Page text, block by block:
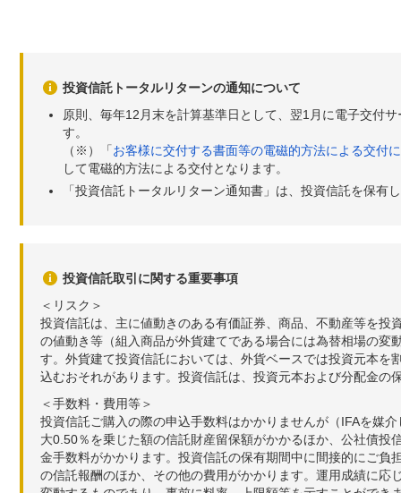
投資信託トータルリターンの通知について
原則、毎年12月末を計算基準日として、翌1月に電子交付
す。
（※）「お客様に交付する書面等の電磁的方法による交付
して電磁的方法による交付となります。
「投資信託トータルリターン通知書」は、投資信託を保有
投資信託取引に関する重要事項
＜リスク＞
投資信託は、主に値動きのある有価証券、商品、不動産等を
の値動き等（組入商品が外貨建てである場合には為替相場の
す。外貨建て投資信託においては、外貨ベースでは投資元本
込むおそれがあります。投資信託は、投資元本および分配金の
＜手数料・費用等＞
投資信託ご購入の際の申込手数料はかかりませんが（IFAを媒
大0.50％を乗じた額の信託財産留保額がかかるほか、公社債
金手数料がかかります。投資信託の保有期間中に間接的にご
の信託報酬のほか、その他の費用がかかります。運用成績に